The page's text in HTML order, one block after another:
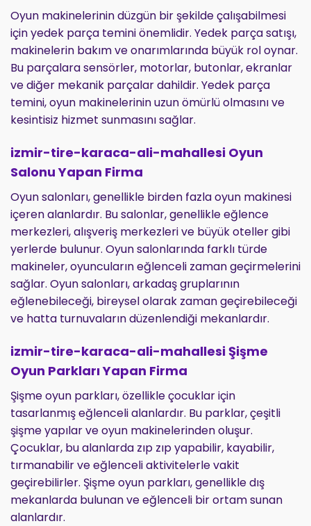
Oyun makinelerinin düzgün bir şekilde çalışabilmesi
için yedek parça temini önemlidir. Yedek parça satışı,
makinelerin bakım ve onarımlarında büyük rol oynar.
Bu parçalara sensörler, motorlar, butonlar, ekranlar
ve diğer mekanik parçalar dahildir. Yedek parça
temini, oyun makinelerinin uzun ömürlü olmasını ve
kesintisiz hizmet sunmasını sağlar.
izmir-tire-karaca-ali-mahallesi Oyun
Salonu Yapan Firma
Oyun salonları, genellikle birden fazla oyun makinesi
içeren alanlardır. Bu salonlar, genellikle eğlence
merkezleri, alışveriş merkezleri ve büyük oteller gibi
yerlerde bulunur. Oyun salonlarında farklı türde
makineler, oyuncuların eğlenceli zaman geçirmelerini
sağlar. Oyun salonları, arkadaş gruplarının
eğlenebileceği, bireysel olarak zaman geçirebileceği
ve hatta turnuvaların düzenlendiği mekanlardır.
izmir-tire-karaca-ali-mahallesi Şişme
Oyun Parkları Yapan Firma
Şişme oyun parkları, özellikle çocuklar için
tasarlanmış eğlenceli alanlardır. Bu parklar, çeşitli
şişme yapılar ve oyun makinelerinden oluşur.
Çocuklar, bu alanlarda zıp zıp yapabilir, kayabilir,
tırmanabilir ve eğlenceli aktivitelerle vakit
geçirebilirler. Şişme oyun parkları, genellikle dış
mekanlarda bulunan ve eğlenceli bir ortam sunan
alanlardır.